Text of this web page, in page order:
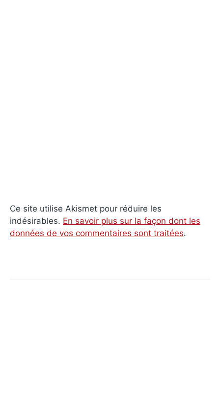
Ce site utilise Akismet pour réduire les
indésirables. En savoir plus sur la façon dont les
données de vos commentaires sont traitées.